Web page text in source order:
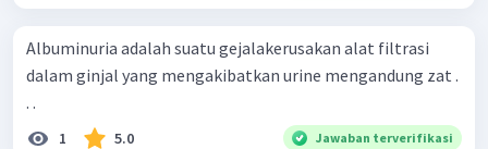
Albuminuria adalah suatu gejalakerusakan alat filtrasi
dalam ginjal yang mengakibatkan urine mengandung zat .
. .
1 5.0 Jawaban terverifikasi